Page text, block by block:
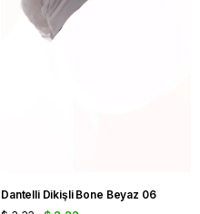
Dantelli Dikişli Bone Beyaz 06